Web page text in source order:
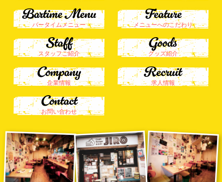
Bartime ​​​​​​​Menu
バータイムメニュー
Feature
メニューへのこだわり
Staff
スタッフご紹介
Goods
グッズ紹介
Company
企業情報
Recruit
求人情報
Contact
お問い合わせ